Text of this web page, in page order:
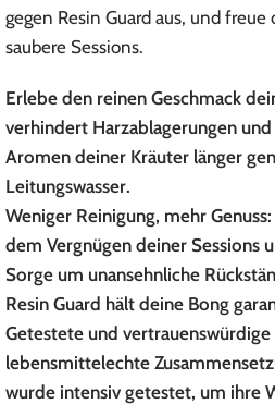
gegen Resin Guard aus, und
saubere Sessions.
Erlebe den reinen Geschmack
verhindert Harzablagerungen
Aromen deiner Kräuter länger
Leitungswasser.
Weniger Reinigung, mehr
dem Vergnügen deiner Sessions
Sorge um unansehnliche
Resin Guard hält deine Bong
Getestete und
lebensmittelechte
wurde intensiv getestet, um ihre